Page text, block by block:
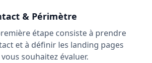
& Périmètre
étape consiste à prendre
et à définir les landing pages
souhaitez évaluer.